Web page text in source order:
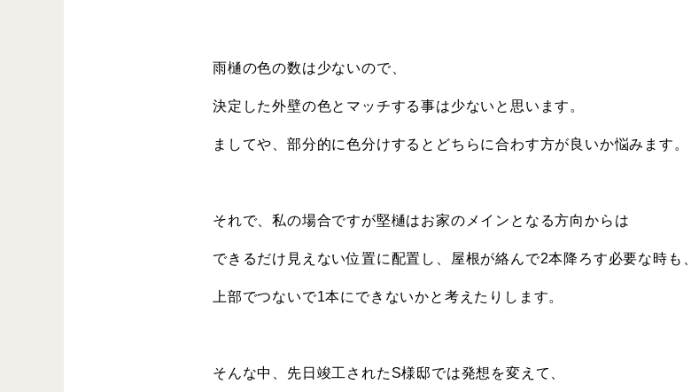
雨樋の色の数は少ないので、
決定した外壁の色とマッチする事は少ないと思います。
ましてや、部分的に色分けするとどちらに合わす方が良いか悩みます。
それで、私の場合ですが堅樋はお家のメインとなる方向からは
できるだけ見えない位置に配置し、屋根が絡んで2本降ろす必要な時も、
上部でつないで1本にできないかと考えたりします。
そんな中、先日竣工されたS様邸では発想を変えて、